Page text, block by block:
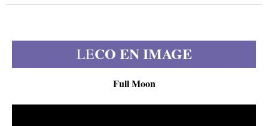
LECO EN IMAGE
Full Moon